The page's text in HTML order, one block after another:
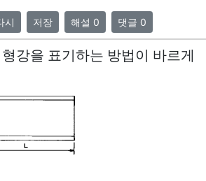
시 저장 해설 0 댓글 0
강을 표기하는 방법이 바르게